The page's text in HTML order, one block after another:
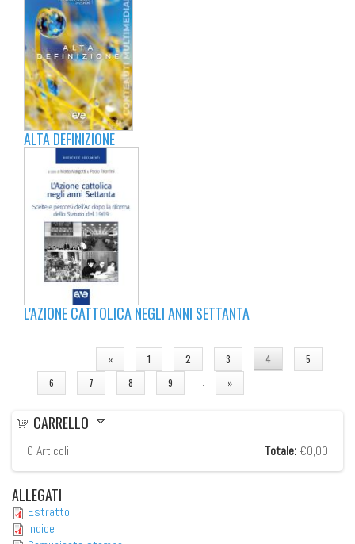
ALTA DEFINIZIONE
L'AZIONE CATTOLICA NEGLI ANNI SETTANTA
« 1 2 3 4
5
6
7 8 9 … »
CARRELLO
0 Articoli Totale: €0,00
ALLEGATI
Estratto
Indice